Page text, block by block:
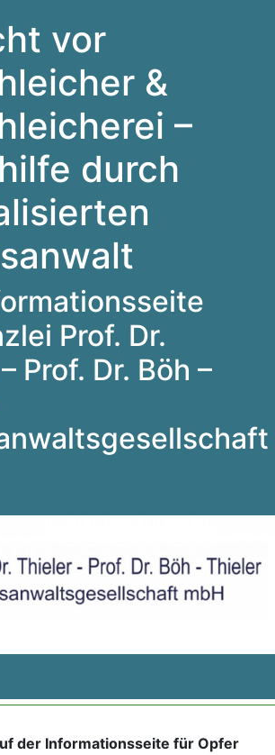
vor
&
–
durch
Prof. Dr.
Prof. Dr. Böh –
der Informationsseite für Opfer